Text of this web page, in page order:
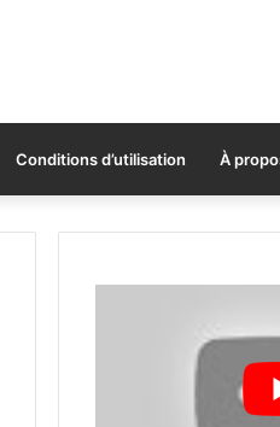
Conditions d’utilisation À